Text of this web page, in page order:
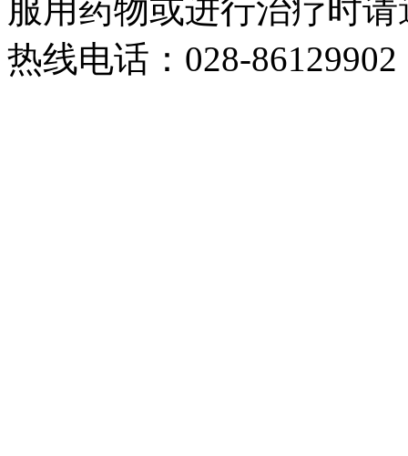
服用药物或进行治疗时
热线电话：028-86129902